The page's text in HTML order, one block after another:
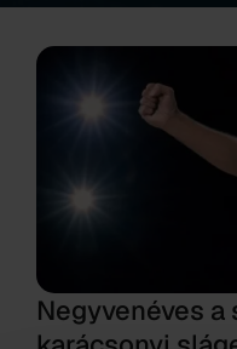
Negyvenéves